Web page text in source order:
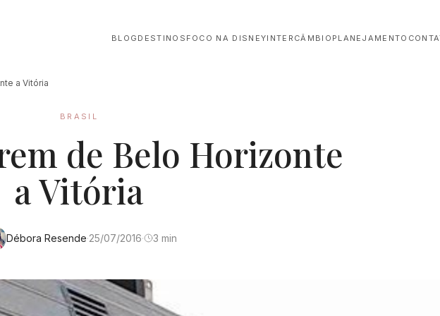
BLOG DESTINOS FOCO NA DISNEYINTERCÂMBIO PLANEJAMENTO
a Vitória
BRASIL
de Belo Horizonte
a Vitória
Débora Resende·25/07/2016· 3 min